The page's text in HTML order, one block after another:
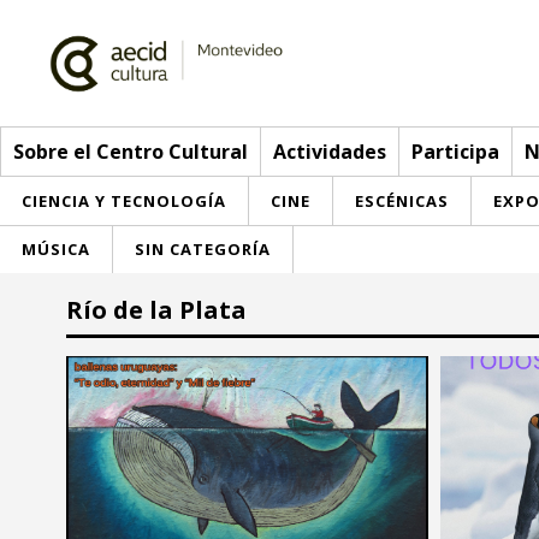
Sobre el Centro Cultural Actividades Participa
CIENCIA Y TECNOLOGÍA CINE ESCÉNICAS
MÚSICA SIN CATEGORÍA
Sobre el Centro Cultural
Red AECID
Equipo
Instalaciones
Visítanos
> Ir a Actividades
Esta semana
Inscripciones
Participa
Envíanos tu propuesta
Buzón de sugerencias
Noticias
Convocatorias
Río de la Plata